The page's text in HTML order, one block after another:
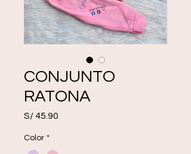
CONJUNTO
RATONA
S/ 45.90
Color *